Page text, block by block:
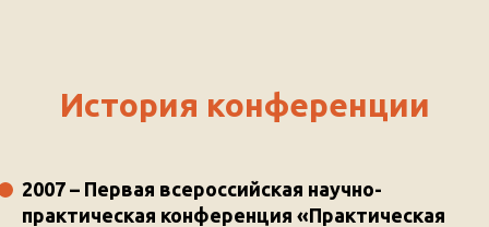
История конференции
2007 – Первая всероссийская научно-
практическая конференция «Практическая